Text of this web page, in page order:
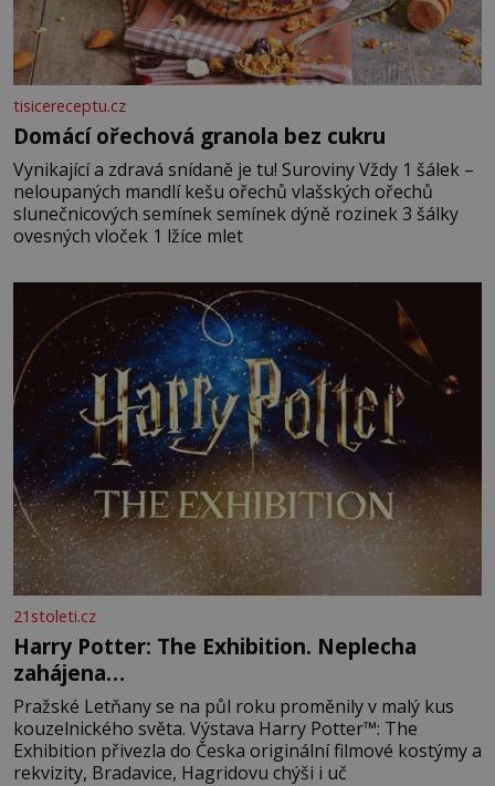
tisicereceptu.cz
Domácí ořechová granola bez cukru
Vynikající a zdravá snídaně je tu! Suroviny Vždy 1 šálek –
neloupaných mandlí kešu ořechů vlašských ořechů
slunečnicových semínek semínek dýně rozinek 3 šálky
ovesných vloček 1 lžíce mlet
21stoleti.cz
Harry Potter: The Exhibition. Neplecha
zahájena…
Pražské Letňany se na půl roku proměnily v malý kus
kouzelnického světa. Výstava Harry Potter™: The
Exhibition přivezla do Česka originální filmové kostýmy a
rekvizity, Bradavice, Hagridovu chýši i uč